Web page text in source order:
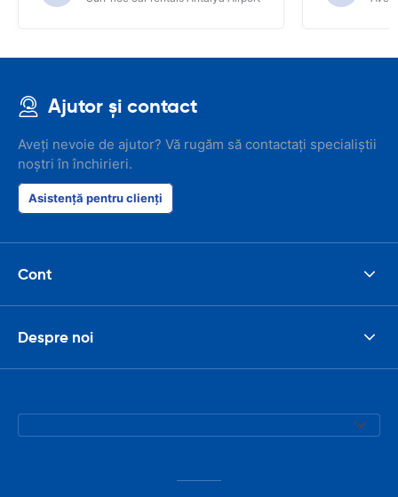
Ajutor și contact
Aveți nevoie de ajutor? Vă rugăm să contactați specialiștii
noștri în închirieri.
Asistență pentru clienți
Cont
Despre noi